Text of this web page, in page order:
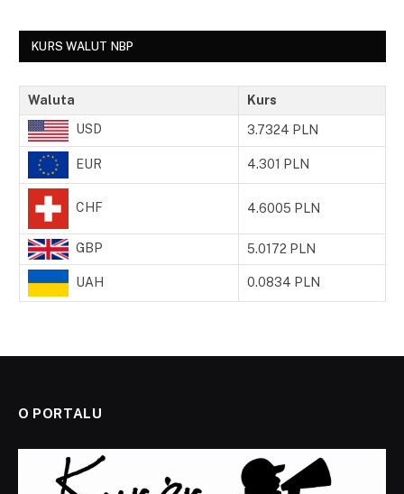
KURS WALUT NBP
Waluta Kurs
USD 3.7324 PLN
EUR 4.301 PLN
CHF 4.6005 PLN
GBP 5.0172 PLN
UAH 0.0834 PLN
O PORTALU